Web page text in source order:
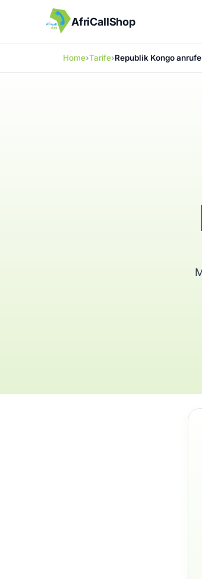
AfriCallShop
Home Tarife Republik Kongo